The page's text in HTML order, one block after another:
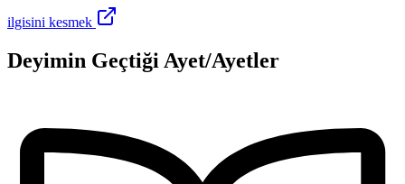
ilgisini kesmek
Deyimin Geçtiği Ayet/Ayetler